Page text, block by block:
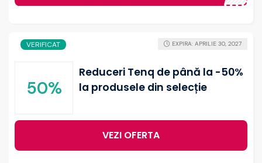
VERIFICAT
50%
Reduceri Tenq de până la -50%
la produsele din selecție
EXPIRA: APRILIE 30, 2027
VEZI OFERTA